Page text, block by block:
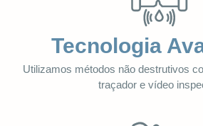
Tecnologia
Utilizamos métodos não destrutivos
traçador e vídeo